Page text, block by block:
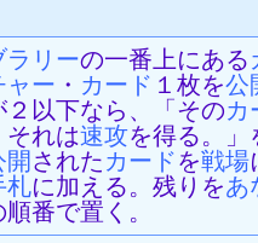
ラリーの一番上にある
ャー ・ カード １枚を公
２以下なら、「そのカ
それは速攻を得る。
開 されたカードを戦場
札に加える。残りをあ
番で置く。